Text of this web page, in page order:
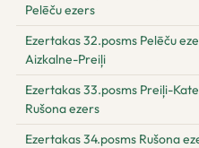
Pelēču ezers
Ezertakas 32.posms Pelēču
Aizkalne-Preiļi
Ezertakas 33.posms Preiļi-
Rušona ezers
Ezertakas 34.posms Rušona